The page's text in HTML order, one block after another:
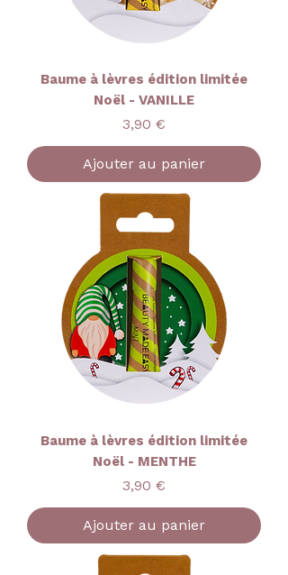
Baume à lèvres édition limitée
Noël - VANILLE
Prix
3,90 €
Ajouter au panier
Baume à lèvres édition limitée
Noël - MENTHE
Prix
3,90 €
Ajouter au panier